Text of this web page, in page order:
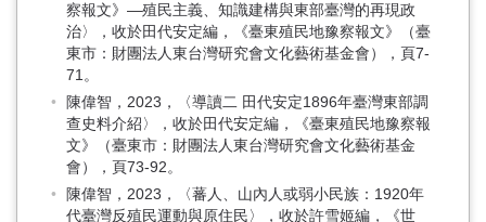
察報文》—殖民主義、知識建構與東部臺灣的再現政
治〉，收於田代安定編，《臺東殖民地豫察報文》（臺
東市：財團法人東台灣研究會文化藝術基金會），頁7-
71。
陳偉智，2023，〈導讀二 田代安定1896年臺灣東部調
查史料介紹〉，收於田代安定編，《臺東殖民地豫察報
文》（臺東市：財團法人東台灣研究會文化藝術基金
會），頁73-92。
陳偉智，2023，〈蕃人、山內人或弱小民族：1920年
代臺灣反殖民運動與原住民〉，收於許雪姬編，《世